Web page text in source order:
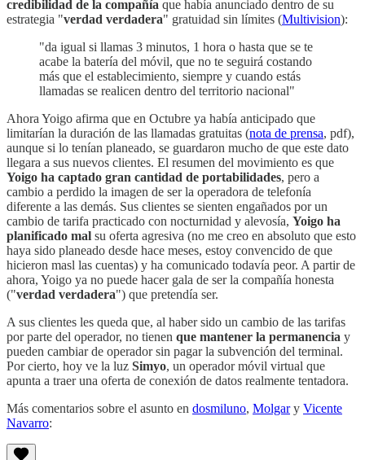
credibilidad de la compañía que había anunciado dentro de su
estrategia "verdad verdadera" gratuidad sin límites (Multivision):
"da igual si llamas 3 minutos, 1 hora o hasta que se te
acabe la batería del móvil, que no te seguirá costando
más que el establecimiento, siempre y cuando estás
llamadas se realicen dentro del territorio nacional"
Ahora Yoigo afirma que en Octubre ya había anticipado que
limitarían la duración de las llamadas gratuitas (nota de prensa, pdf),
aunque si lo tenían planeado, se guardaron mucho de que este dato
llegara a sus nuevos clientes. El resumen del movimiento es que
Yoigo ha captado gran cantidad de portabilidades, pero a
cambio a perdido la imagen de ser la operadora de telefonía
diferente a las demás. Sus clientes se sienten engañados por un
cambio de tarifa practicado con nocturnidad y alevosía, Yoigo ha
planificado mal su oferta agresiva (no me creo en absoluto que esto
haya sido planeado desde hace meses, estoy convencido de que
hicieron masl las cuentas) y ha comunicado todavía peor. A partir de
ahora, Yoigo ya no puede hacer gala de ser la compañía honesta
("verdad verdadera") que pretendía ser.
A sus clientes les queda que, al haber sido un cambio de las tarifas
por parte del operador, no tienen que mantener la permanencia y
pueden cambiar de operador sin pagar la subvención del terminal.
Por cierto, hoy ve la luz Simyo, un operador móvil virtual que
apunta a traer una oferta de conexión de datos realmente tentadora.
Más comentarios sobre el asunto en dosmiluno, Molgary Vicente
Navarro: